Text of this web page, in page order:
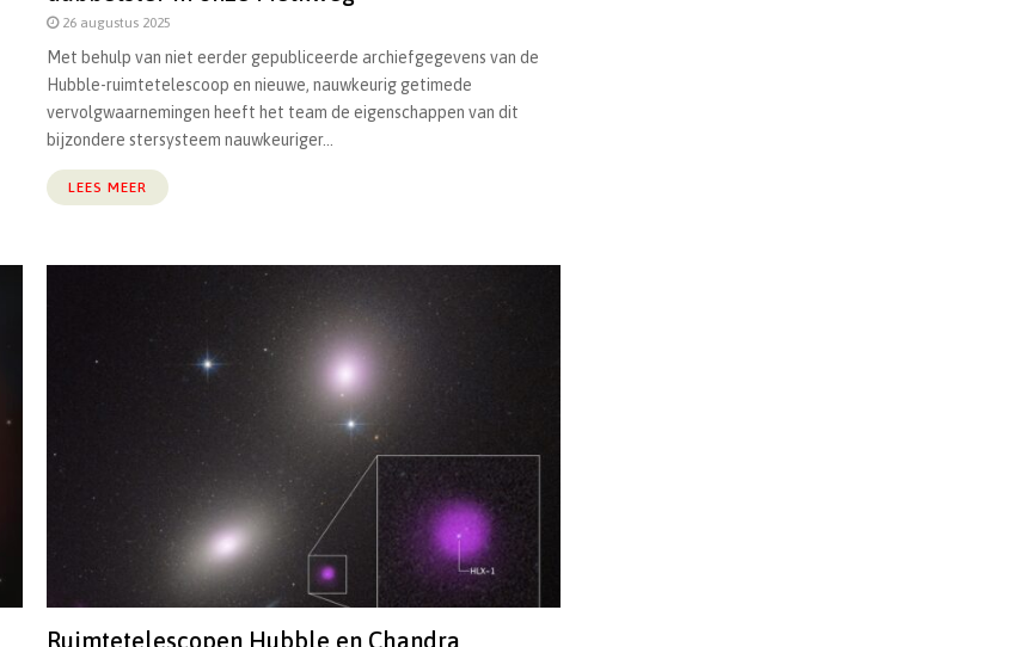
26 augustus 2025
Met behulp van niet eerder gepubliceerde archiefgegevens van de
Hubble-ruimtetelescoop en nieuwe, nauwkeurig getimede
vervolgwaarnemingen heeft het team de eigenschappen van dit
bijzondere stersysteem nauwkeuriger...
LEES MEER
Ruimtetelescopen Hubble en Chandra